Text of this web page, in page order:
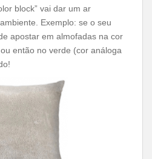
block” vai dar um ar
Exemplo: se o seu
apostar em almofadas na cor
então no verde (cor análoga